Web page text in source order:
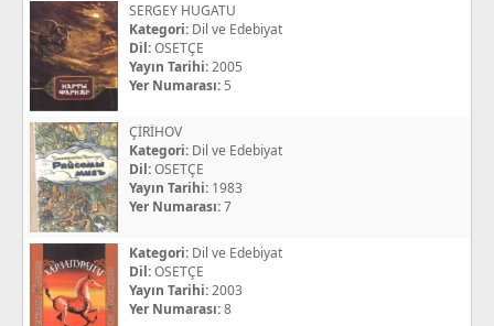
SERGEY HUGATU
Kategori: Dil ve Edebiyat
Dil:OSETÇE
Yayın Tarihi:2005
Yer Numarası: 5
ÇİRİHOV
Kategori: Dil ve Edebiyat
Dil:OSETÇE
Yayın Tarihi: 1983
Yer Numarası:7
Kategori: Dil ve Edebiyat
Dil:OSETÇE
Yayın Tarihi:2003
Yer Numarası:8